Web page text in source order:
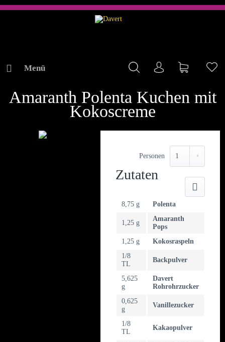
Menü Mein KontoWarenkorb
REZEPTE
Amaranth Polenta Kuchen mit
Kokoscreme
Personen
Zutaten
8,75 g Polenta
1,25 g
Amaranth
Pops
1,25 g
Kokosraspeln
1/8
TL
Backpulver
5,625
g
Davert
Rohrohrzucker
0,625
g
Vanillezucker
1/8
TL
Kakaopulver